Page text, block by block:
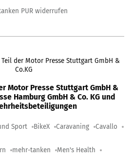
PUR widerrufen
der Motor Presse Stuttgart GmbH &
Co.KG
Motor Presse Stuttgart GmbH &
Hamburg GmbH & Co. KG und
Sport BikeX Caravaning Cavallo
mehr-tanken Men's Health